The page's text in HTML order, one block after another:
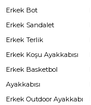
Erkek Bot
Erkek Sandalet
Erkek Terlik
Erkek Koşu Ayakkabısı
Erkek Basketbol
Ayakkabısı
Erkek Outdoor Ayakkabı